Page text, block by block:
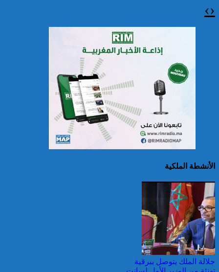
سريلانكا: إغلاق بعض
المدارس في مناطق جبلية
الصين تصدر إنذارين
لمواجهة العواصف المطيرة
وطقس شديد الحمل
الحراري
‹
›
الأنشطة الملكية
جلالة الملك يتوصل ببرقية